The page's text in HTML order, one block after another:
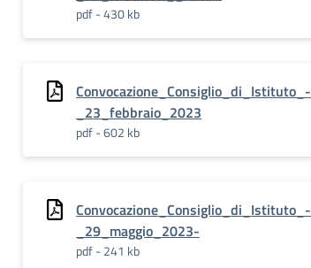
pdf - 430 kb
Convocazione_Consiglio_di_Istituto_-
_23_febbraio_2023
pdf - 602 kb
Convocazione_Consiglio_di_Istituto_-
_29_maggio_2023-
pdf - 241 kb